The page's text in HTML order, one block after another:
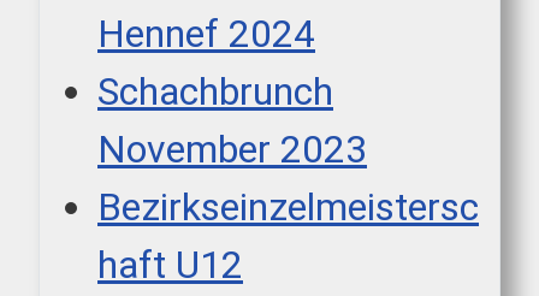
Hennef 2024
Schachbrunch
November 2023
Bezirkseinzelmeistersc
haft U12